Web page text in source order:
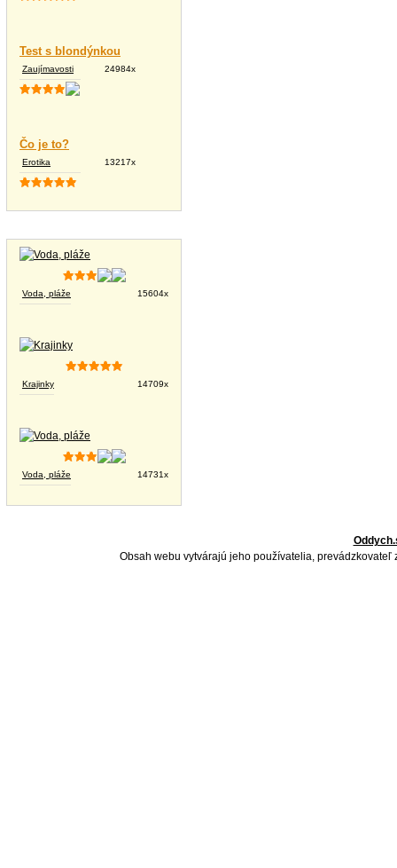
Test s blondýnkou
Zaujímavosti 24984x
Čo je to?
Erotika 13217x
Voda, pláže 15604x
Krajinky 14709x
Voda, pláže 14731x
Obsah webu vytvárajú jeho používatelia,